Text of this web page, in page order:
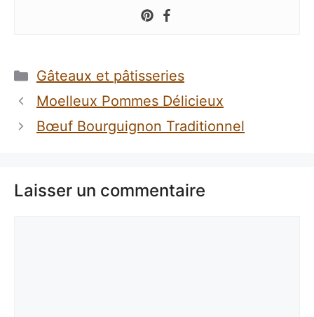
Catégories
Gâteaux et pâtisseries
Moelleux Pommes Délicieux
Bœuf Bourguignon Traditionnel
Laisser un commentaire